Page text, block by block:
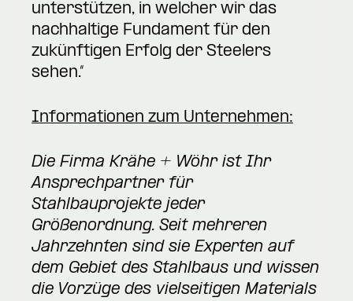
unterstützen, in welcher wir das
nachhaltige Fundament für den
zukünftigen Erfolg der Steelers
sehen.“
Informationen zum Unternehmen:
Die Firma Krähe + Wöhr ist Ihr
Ansprechpartner für
Stahlbauprojekte jeder
Größenordnung. Seit mehreren
Jahrzehnten sind sie Experten auf
dem Gebiet des Stahlbaus und wissen
die Vorzüge des vielseitigen Materials